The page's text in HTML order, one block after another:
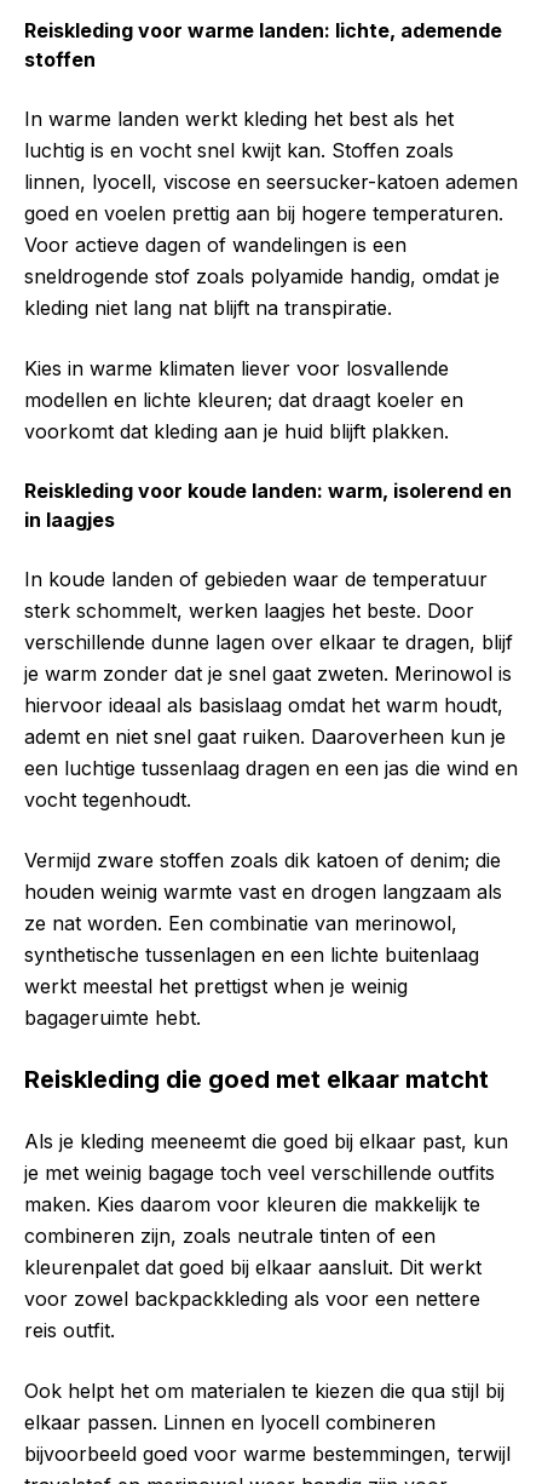
Reiskleding voor warme landen: lichte, ademende
stoffen
In warme landen werkt kleding het best als het
luchtig is en vocht snel kwijt kan. Stoffen zoals
linnen, lyocell, viscose en seersucker-katoen ademen
goed en voelen prettig aan bij hogere temperaturen.
Voor actieve dagen of wandelingen is een
sneldrogende stof zoals polyamide handig, omdat je
kleding niet lang nat blijft na transpiratie.
Kies in warme klimaten liever voor losvallende
modellen en lichte kleuren; dat draagt koeler en
voorkomt dat kleding aan je huid blijft plakken.
Reiskleding voor koude landen: warm, isolerend en
in laagjes
In koude landen of gebieden waar de temperatuur
sterk schommelt, werken laagjes het beste. Door
verschillende dunne lagen over elkaar te dragen, blijf
je warm zonder dat je snel gaat zweten. Merinowol is
hiervoor ideaal als basislaag omdat het warm houdt,
ademt en niet snel gaat ruiken. Daaroverheen kun je
een luchtige tussenlaag dragen en een jas die wind en
vocht tegenhoudt.
Vermijd zware stoffen zoals dik katoen of denim; die
houden weinig warmte vast en drogen langzaam als
ze nat worden. Een combinatie van merinowol,
synthetische tussenlagen en een lichte buitenlaag
werkt meestal het prettigst when je weinig
bagageruimte hebt.
Reiskleding die goed met elkaar matcht
Als je kleding meeneemt die goed bij elkaar past, kun
je met weinig bagage toch veel verschillende outfits
maken. Kies daarom voor kleuren die makkelijk te
combineren zijn, zoals neutrale tinten of een
kleurenpalet dat goed bij elkaar aansluit. Dit werkt
voor zowel backpackkleding als voor een nettere
reis outfit.
Ook helpt het om materialen te kiezen die qua stijl bij
elkaar passen. Linnen en lyocell combineren
bijvoorbeeld goed voor warme bestemmingen, terwijl